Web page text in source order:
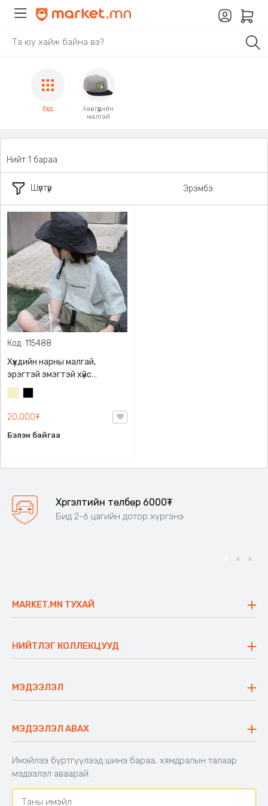
Бүгд
Хөвгүүдийн
малгай
Шүүлтүүр
Нийт 1 бараа
Эрэмбэ:
Код: 115488
Хүүхдийн нарны малгай,
эрэгтэй эмэгтэй хүйс
харгалзахгүй өмсөх
боломжтой, 48-54 (2-8 нас)
55-58 (8-15 нас)
Блонд/
20,000₮
Бэлэн байгаа
Хүргэлтийн төлбөр 6000₮
Бид 2-6 цагийн дотор хүргэнэ
MARKET.MN ТУХАЙ
Үнэт зүйлс
Ажлын байр
Блог
НИЙТЛЭГ КОЛЛЕКЦУУД
Сүүдрэвч
Аяны ширээ
Аяны түшлэгтэй сандал
МЭДЭЭЛЭЛ
Буцаалтын журам
Захиалга шалгах
Хамтран ажиллах
Холбоо барих
МЭДЭЭЛЭЛ АВАХ
Имэйлээ бүртгүүлээд шинэ бараа, хямдралын талаар
мэдээлэл аваарай.